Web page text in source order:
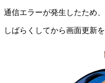
通信エラーが発生したため、
しばらくしてから画面更新